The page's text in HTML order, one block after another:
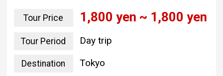
Tour Price 1,800 yen ~ 1,800 yen
Tour Period Day trip
Destination Tokyo